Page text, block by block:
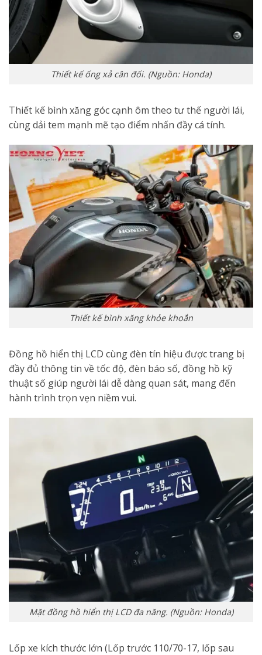
Thiết kế ống xả cân đối. (Nguồn: Honda)
Thiết kế bình xăng góc cạnh ôm theo tư thế người lái,
cùng dải tem mạnh mẽ tạo điểm nhấn đầy cá tính.
Thiết kế bình xăng khỏe khoắn
Đồng hồ hiển thị LCD cùng đèn tín hiệu được trang bị
đầy đủ thông tin về tốc độ, đèn báo số, đồng hồ kỹ
thuật số giúp người lái dễ dàng quan sát, mang đến
hành trình trọn vẹn niềm vui.
Mặt đồng hồ hiển thị LCD đa năng. (Nguồn: Honda)
Lốp xe kích thước lớn (Lốp trước 110/70-17, lốp sau